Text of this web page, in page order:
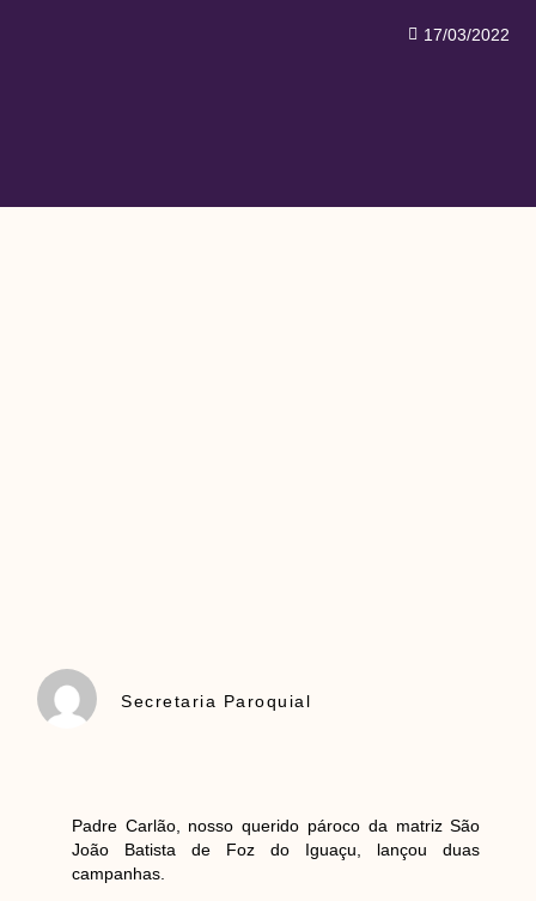
17/03/2022
Secretaria Paroquial
Padre Carlão, nosso querido pároco da matriz São
João Batista de Foz do Iguaçu, lançou duas
campanhas.